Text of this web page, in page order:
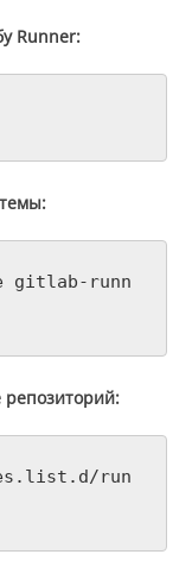
Runner:
gitlab-runn
репозиторий:
run